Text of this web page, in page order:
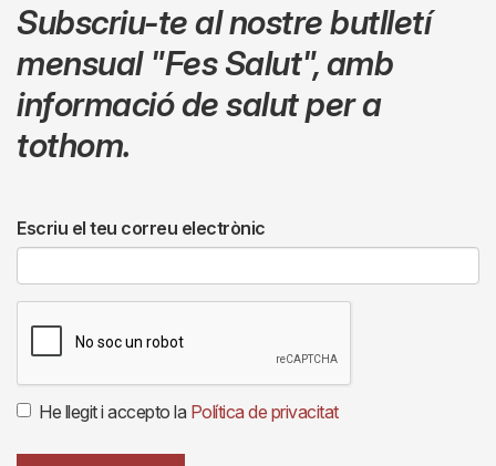
Subscriu-te al nostre butlletí
mensual "Fes Salut",amb
informació de salut per a
tothom.
Escriu el teu correu electrònic
He llegit i accepto la Política de privacitat